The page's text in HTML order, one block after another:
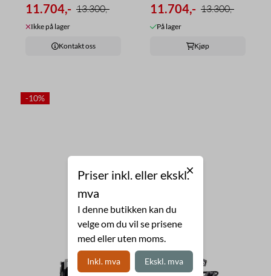
11.704,- 13.300,-
Ikke på lager
Kontakt oss
11.704,- 13.300,-
På lager
Kjøp
-10%
Priser inkl. eller ekskl.
mva
I denne butikken kan du
velge om du vil se prisene
med eller uten moms.
Inkl. mva Ekskl. mva